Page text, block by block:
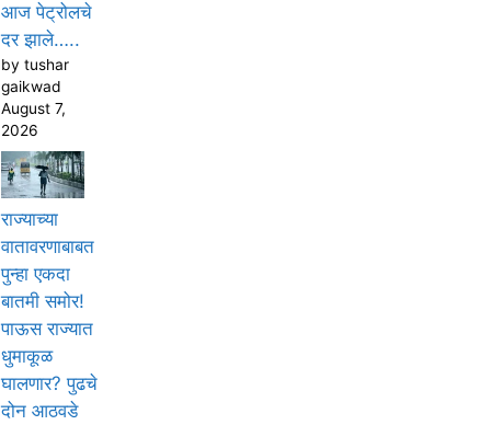
आज पेट्रोलचे
दर झाले…..
by tushar
gaikwad
August 7,
2026
राज्याच्या
वातावरणाबाबत
पुन्हा एकदा
बातमी समोर!
पाऊस राज्यात
धुमाकूळ
घालणार? पुढचे
दोन आठवडे